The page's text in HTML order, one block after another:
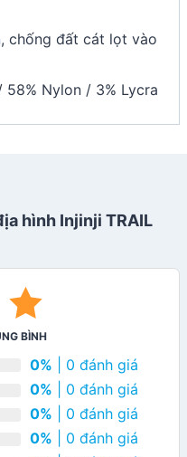
chống đất cát lọt vào
58% Nylon / 3% Lycra
hình Injinji TRAIL
BÌNH
0% | 0 đánh giá
0% | 0 đánh giá
0% | 0 đánh giá
0% | 0 đánh giá